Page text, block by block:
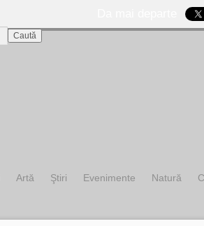
Artă Ştiri Evenimente Natură
Caută